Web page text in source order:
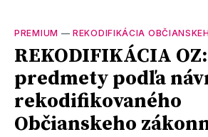
PREMIUM —REKODIFIKÁCIA
REKODIFIKÁCIA
predmety podľa
rekodifikovaného
Občianskeho